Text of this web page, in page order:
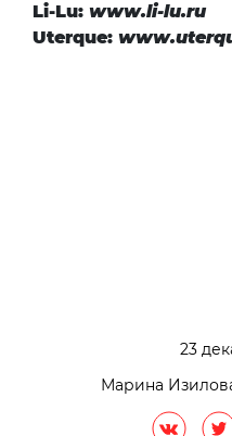
Li-Lu: www.li-lu.ru
Uterque:
23
Марина